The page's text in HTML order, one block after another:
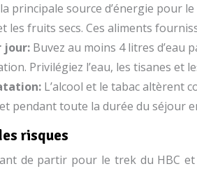
principale source d’énergie pour
les fruits secs. Ces aliments
jour: Buvez au moins 4 litres d’eau
Privilégiez l’eau, les tisanes
L’alcool et le tabac altèrent
pendant toute la durée du
risques
de partir pour le trek du HBC